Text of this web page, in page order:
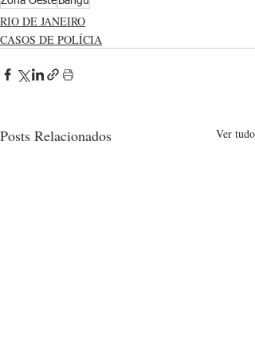
RIO DE JANEIRO
CASOS DE POLÍCIA
Posts Relacionados Ver tudo